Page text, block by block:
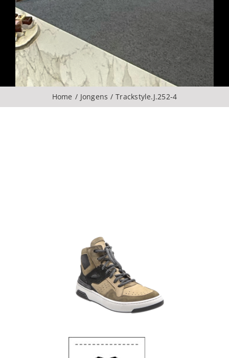
Over ons
CONTACT
Home Jongens Trackstyle.J.252-4